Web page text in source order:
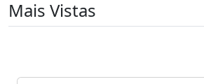
Mais Vistas